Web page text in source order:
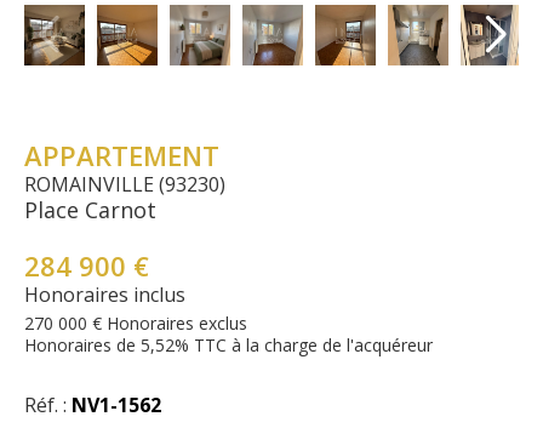
APPARTEMENT
ROMAINVILLE (93230)
Place Carnot
284 900 €
Honoraires inclus
270 000 € Honoraires exclus
Honoraires de 5,52% TTC à la charge de l'acquéreur
Réf. : NV1-1562